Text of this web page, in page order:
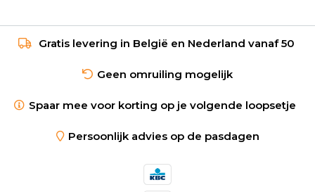
Gratis levering in België en Nederland vanaf 50
Geen omruiling mogelijk
Spaar mee voor korting op je volgende loopsetje
Persoonlijk advies op de pasdagen